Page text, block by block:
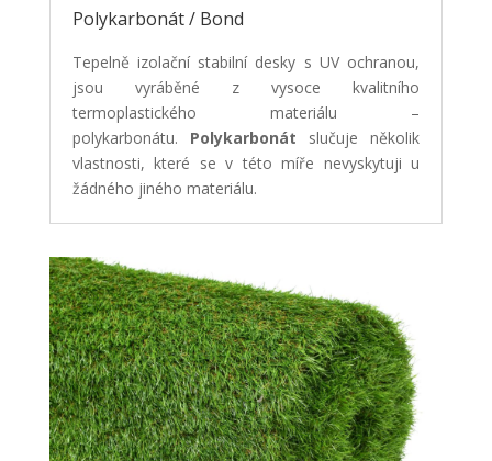
Polykarbonát / Bond
Tepelně izolační stabilní desky s UV ochranou,
jsou vyráběné z vysoce kvalitního
termoplastického materiálu –
polykarbonátu. Polykarbonát slučuje několik
vlastnosti, které se v této míře nevyskytuji u
žádného jiného materiálu.